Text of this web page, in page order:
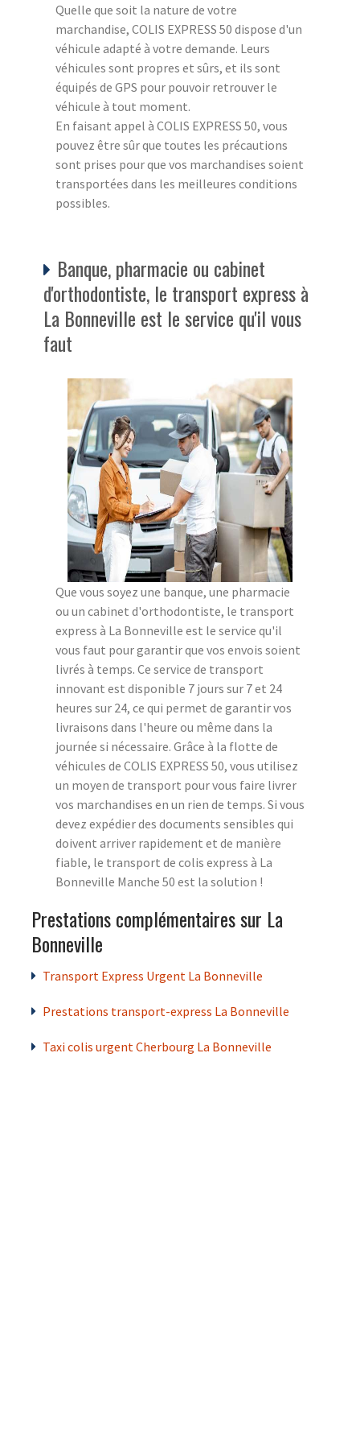
Quelle que soit la nature de votre
marchandise, COLIS EXPRESS 50 dispose d'un
véhicule adapté à votre demande. Leurs
véhicules sont propres et sûrs, et ils sont
équipés de GPS pour pouvoir retrouver le
véhicule à tout moment.
En faisant appel à COLIS EXPRESS 50, vous
pouvez être sûr que toutes les précautions
sont prises pour que vos marchandises soient
transportées dans les meilleures conditions
possibles.
Banque, pharmacie ou cabinet
d'orthodontiste, le transport express à
La Bonneville est le service qu'il vous
faut
Que vous soyez une banque, une pharmacie
ou un cabinet d'orthodontiste, le transport
express à La Bonneville est le service qu'il
vous faut pour garantir que vos envois soient
livrés à temps. Ce service de transport
innovant est disponible 7 jours sur 7 et 24
heures sur 24, ce qui permet de garantir vos
livraisons dans l'heure ou même dans la
journée si nécessaire. Grâce à la flotte de
véhicules de COLIS EXPRESS 50, vous utilisez
un moyen de transport pour vous faire livrer
vos marchandises en un rien de temps. Si vous
devez expédier des documents sensibles qui
doivent arriver rapidement et de manière
fiable, le transport de colis express à La
Bonneville Manche 50 est la solution !
Prestations complémentaires sur La
Bonneville
Transport Express Urgent La Bonneville
Prestations transport-express La Bonneville
Taxi colis urgent Cherbourg La Bonneville